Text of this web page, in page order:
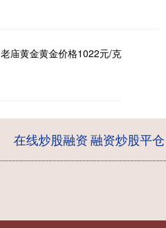
庙黄金黄金价格1022元/克
在线炒股融资融资炒股平仓